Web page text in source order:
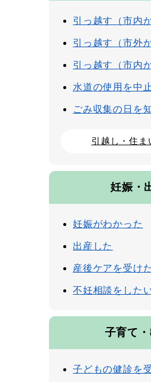
引っ越す（市内
引っ越す（市外
引っ越す（市内
水道の使用を中
ごみ収集の日を
引越し・住ま
妊娠・
妊娠がわかった
出産した
産後ケアを受け
不妊相談をした
子育て
子どもの健診を